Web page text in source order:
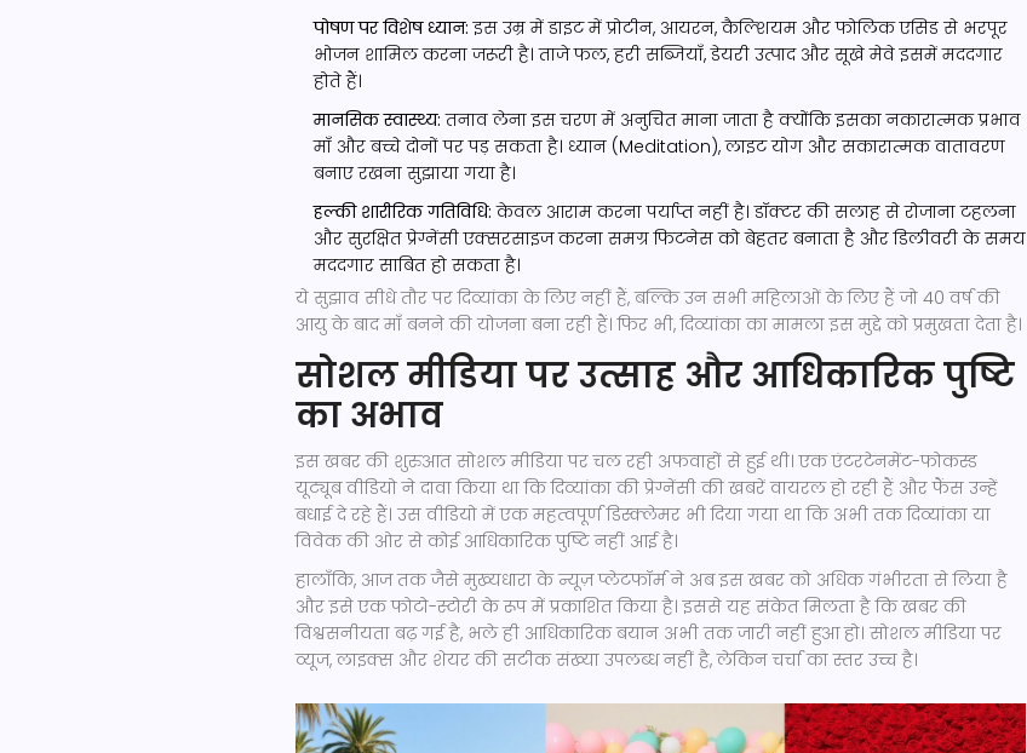
पोषण पर विशेष ध्यान: इस उम्र में डाइट में प्रोटीन, आयरन, कैल्शियम और फोलिक एसिड से भरपूर
भोजन शामिल करना जरूरी है। ताजे फल, हरी सब्जियाँ, डेयरी उत्पाद और सूखे मेवे इसमें मददगार
होते हैं।
मानसिक स्वास्थ्य: तनाव लेना इस चरण में अनुचित माना जाता है क्योंकि इसका नकारात्मक प्रभाव
माँ और बच्चे दोनों पर पड़ सकता है। ध्यान (Meditation), लाइट योग और सकारात्मक वातावरण
बनाए रखना सुझाया गया है।
हल्की शारीरिक गतिविधि: केवल आराम करना पर्याप्त नहीं है। डॉक्टर की सलाह से रोजाना टहलना
और सुरक्षित प्रेग्नेंसी एक्सरसाइज करना समग्र फिटनेस को बेहतर बनाता है और डिलीवरी के समय
मददगार साबित हो सकता है।
ये सुझाव सीधे तौर पर दिव्यांका के लिए नहीं हैं, बल्कि उन सभी महिलाओं के लिए हैं जो 40 वर्ष की
आयु के बाद माँ बनने की योजना बना रही हैं। फिर भी, दिव्यांका का मामला इस मुद्दे को प्रमुखता देता है।
सोशल मीडिया पर उत्साह और आधिकारिक पुष्टि
का अभाव
इस खबर की शुरुआत सोशल मीडिया पर चल रही अफवाहों से हुई थी। एक एंटरटेनमेंट-फोकस्ड
यूट्यूब वीडियो ने दावा किया था कि दिव्यांका की प्रेग्नेंसी की खबरें वायरल हो रही हैं और फैंस उन्हें
बधाई दे रहे हैं। उस वीडियो में एक महत्वपूर्ण डिस्क्लेमर भी दिया गया था कि अभी तक दिव्यांका या
विवेक की ओर से कोई आधिकारिक पुष्टि नहीं आई है।
हालाँकि, आज तक जैसे मुख्यधारा के न्यूज़ प्लेटफॉर्म ने अब इस खबर को अधिक गंभीरता से लिया है
और इसे एक फोटो-स्टोरी के रूप में प्रकाशित किया है। इससे यह संकेत मिलता है कि खबर की
विश्वसनीयता बढ़ गई है, भले ही आधिकारिक बयान अभी तक जारी नहीं हुआ हो। सोशल मीडिया पर
व्यूज, लाइक्स और शेयर की सटीक संख्या उपलब्ध नहीं है, लेकिन चर्चा का स्तर उच्च है।